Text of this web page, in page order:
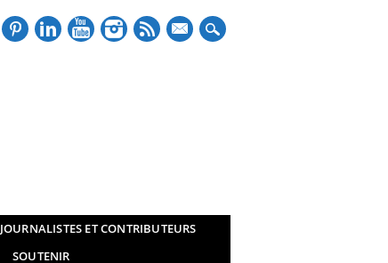
mail
JOURNALISTES ET CONTRIBUTEURS
SOUTENIR